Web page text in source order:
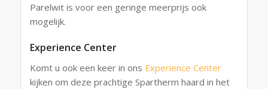
Parelwit is voor een geringe meerprijs ook
mogelijk.
Experience Center
Komt u ook een keer in ons Experience Center
kijken om deze prachtige Spartherm haard in het